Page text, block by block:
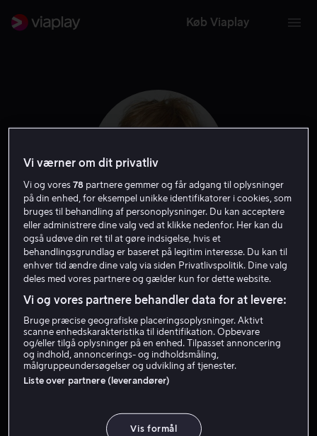
Køb Viaplay
Sheila McCarthy
Vi værner om dit privatliv
Vi og vores78 partnere gemmer og får adgang til oplysninger
på din enhed, for eksempel unikke identifikatorer i cookies, som
bruges til behandling af personoplysninger. Du kan acceptere
eller administrere dine valg ved at klikke nedenfor. Her kan du
også udøve din ret til at gøre indsigelse, hvis et
behandlingsgrundlag er baseret på legitim interesse. Du kan til
enhver tid ændre dine valg via siden Privatlivspolitik. Dine valg
deles med vores partnere og gælder kun for dette website.
Vi og vores partnere behandler data for at levere:
Bruge præcise geografiske placeringsoplysninger. Aktivt
scanne enhedskarakteristika til identifikation. Opbevare
og/eller tilgå oplysninger på en enhed. Tilpasset annoncering
og indhold, annoncerings- og indholdsmåling,
målgruppeundersøgelser og udvikling af tjenester.
Liste over partnere (leverandører)
Vis formål